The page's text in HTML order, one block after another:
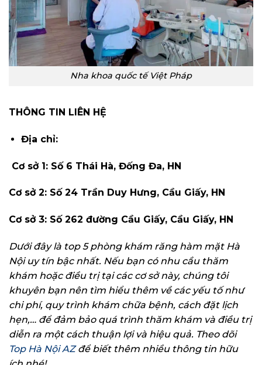
Nha khoa quốc tế Việt Pháp
THÔNG TIN LIÊN HỆ
Địa chỉ:
Cơ sở 1: Số 6 Thái Hà, Đống Đa, HN
Cơ sở 2: Số 24 Trần Duy Hưng, Cầu Giấy, HN
Cơ sở 3: Số 262 đường Cầu Giấy, Cầu Giấy, HN
Dưới đây là top 5 phòng khám răng hàm mặt Hà
Nội uy tín bậc nhất. Nếu bạn có nhu cầu thăm
khám hoặc điều trị tại các cơ sở này, chúng tôi
khuyên bạn nên tìm hiểu thêm về các yếu tố như
chi phí, quy trình khám chữa bệnh, cách đặt lịch
hẹn,… để đảm bảo quá trình thăm khám và điều trị
diễn ra một cách thuận lợi và hiệu quả. Theo dõi
Top Hà Nội AZđể biết thêm nhiều thông tin hữu